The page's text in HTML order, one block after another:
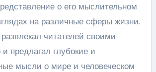
о его мыслительном
на различные сферы жизни.
читателей своими
предлагал глубокие и
мысли о мире и человеческом